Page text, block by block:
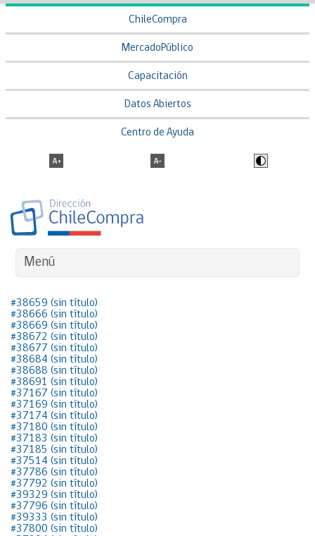
ChileCompra
MercadoPúblico
Capacitación
Datos Abiertos
Centro de Ayuda
Menú
#38659 (sin título)
#38666 (sin título)
#38669 (sin título)
#38672 (sin título)
#38677 (sin título)
#38684 (sin título)
#38688 (sin título)
#38691 (sin título)
#37167 (sin título)
#37169 (sin título)
#37174 (sin título)
#37180 (sin título)
#37183 (sin título)
#37185 (sin título)
#37514 (sin título)
#37786 (sin título)
#37792 (sin título)
#39329 (sin título)
#37796 (sin título)
#39333 (sin título)
#37800 (sin título)